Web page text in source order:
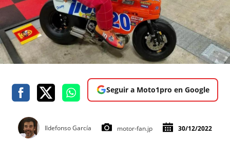
Seguir a Moto1pro en Google
Ildefonso García motor-fan.jp 30/12/2022